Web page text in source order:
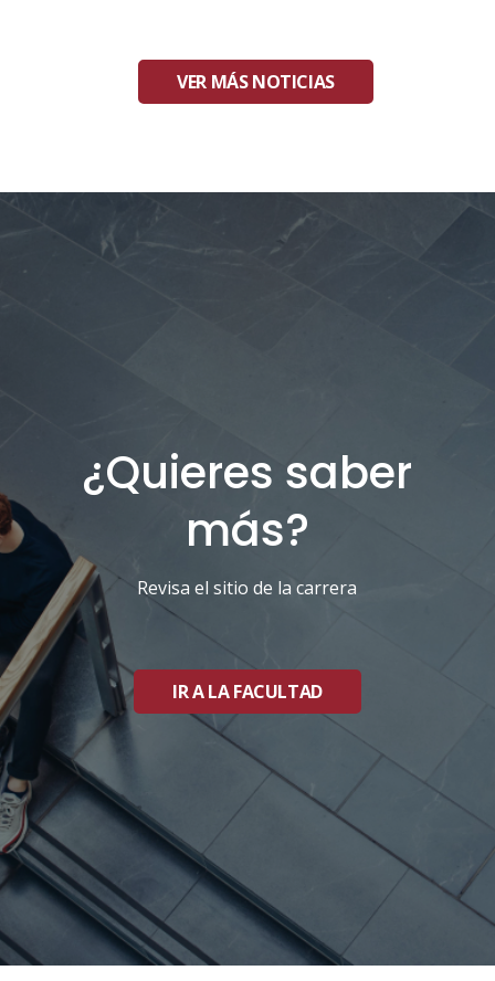
VER MÁS NOTICIAS
¿Quieres saber
más?
Revisa el sitio de la carrera
IR A LA FACULTAD